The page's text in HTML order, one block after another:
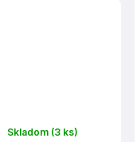
Skladom (3 ks)